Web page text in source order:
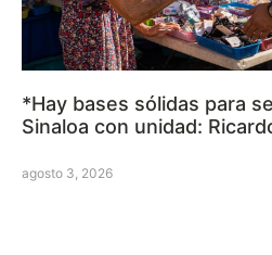
*Hay bases sólidas para
Sinaloa con unidad:
agosto 3, 2026